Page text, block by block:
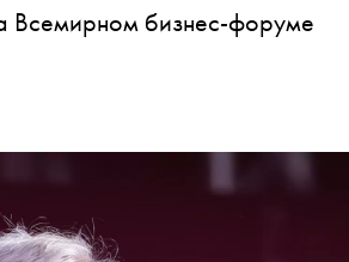
Всемирном бизнес-форуме